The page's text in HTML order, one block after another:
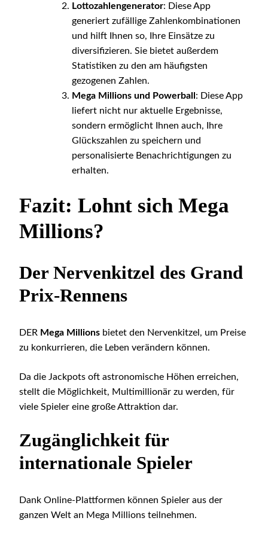
Lottozahlengenerator: Diese App
generiert zufällige Zahlenkombinationen
und hilft Ihnen so, Ihre Einsätze zu
diversifizieren. Sie bietet außerdem
Statistiken zu den am häufigsten
gezogenen Zahlen.
Mega Millions und Powerball : Diese App
liefert nicht nur aktuelle Ergebnisse,
sondern ermöglicht Ihnen auch, Ihre
Glückszahlen zu speichern und
personalisierte Benachrichtigungen zu
erhalten.
Fazit: Lohnt sich Mega
Millions?
Der Nervenkitzel des Grand
Prix-Rennens
DER Mega Millions bietet den Nervenkitzel, um Preise
zu konkurrieren, die Leben verändern können.
Da die Jackpots oft astronomische Höhen erreichen,
stellt die Möglichkeit, Multimillionär zu werden, für
viele Spieler eine große Attraktion dar.
Zugänglichkeit für
internationale Spieler
Dank Online-Plattformen können Spieler aus der
ganzen Welt an Mega Millions teilnehmen.